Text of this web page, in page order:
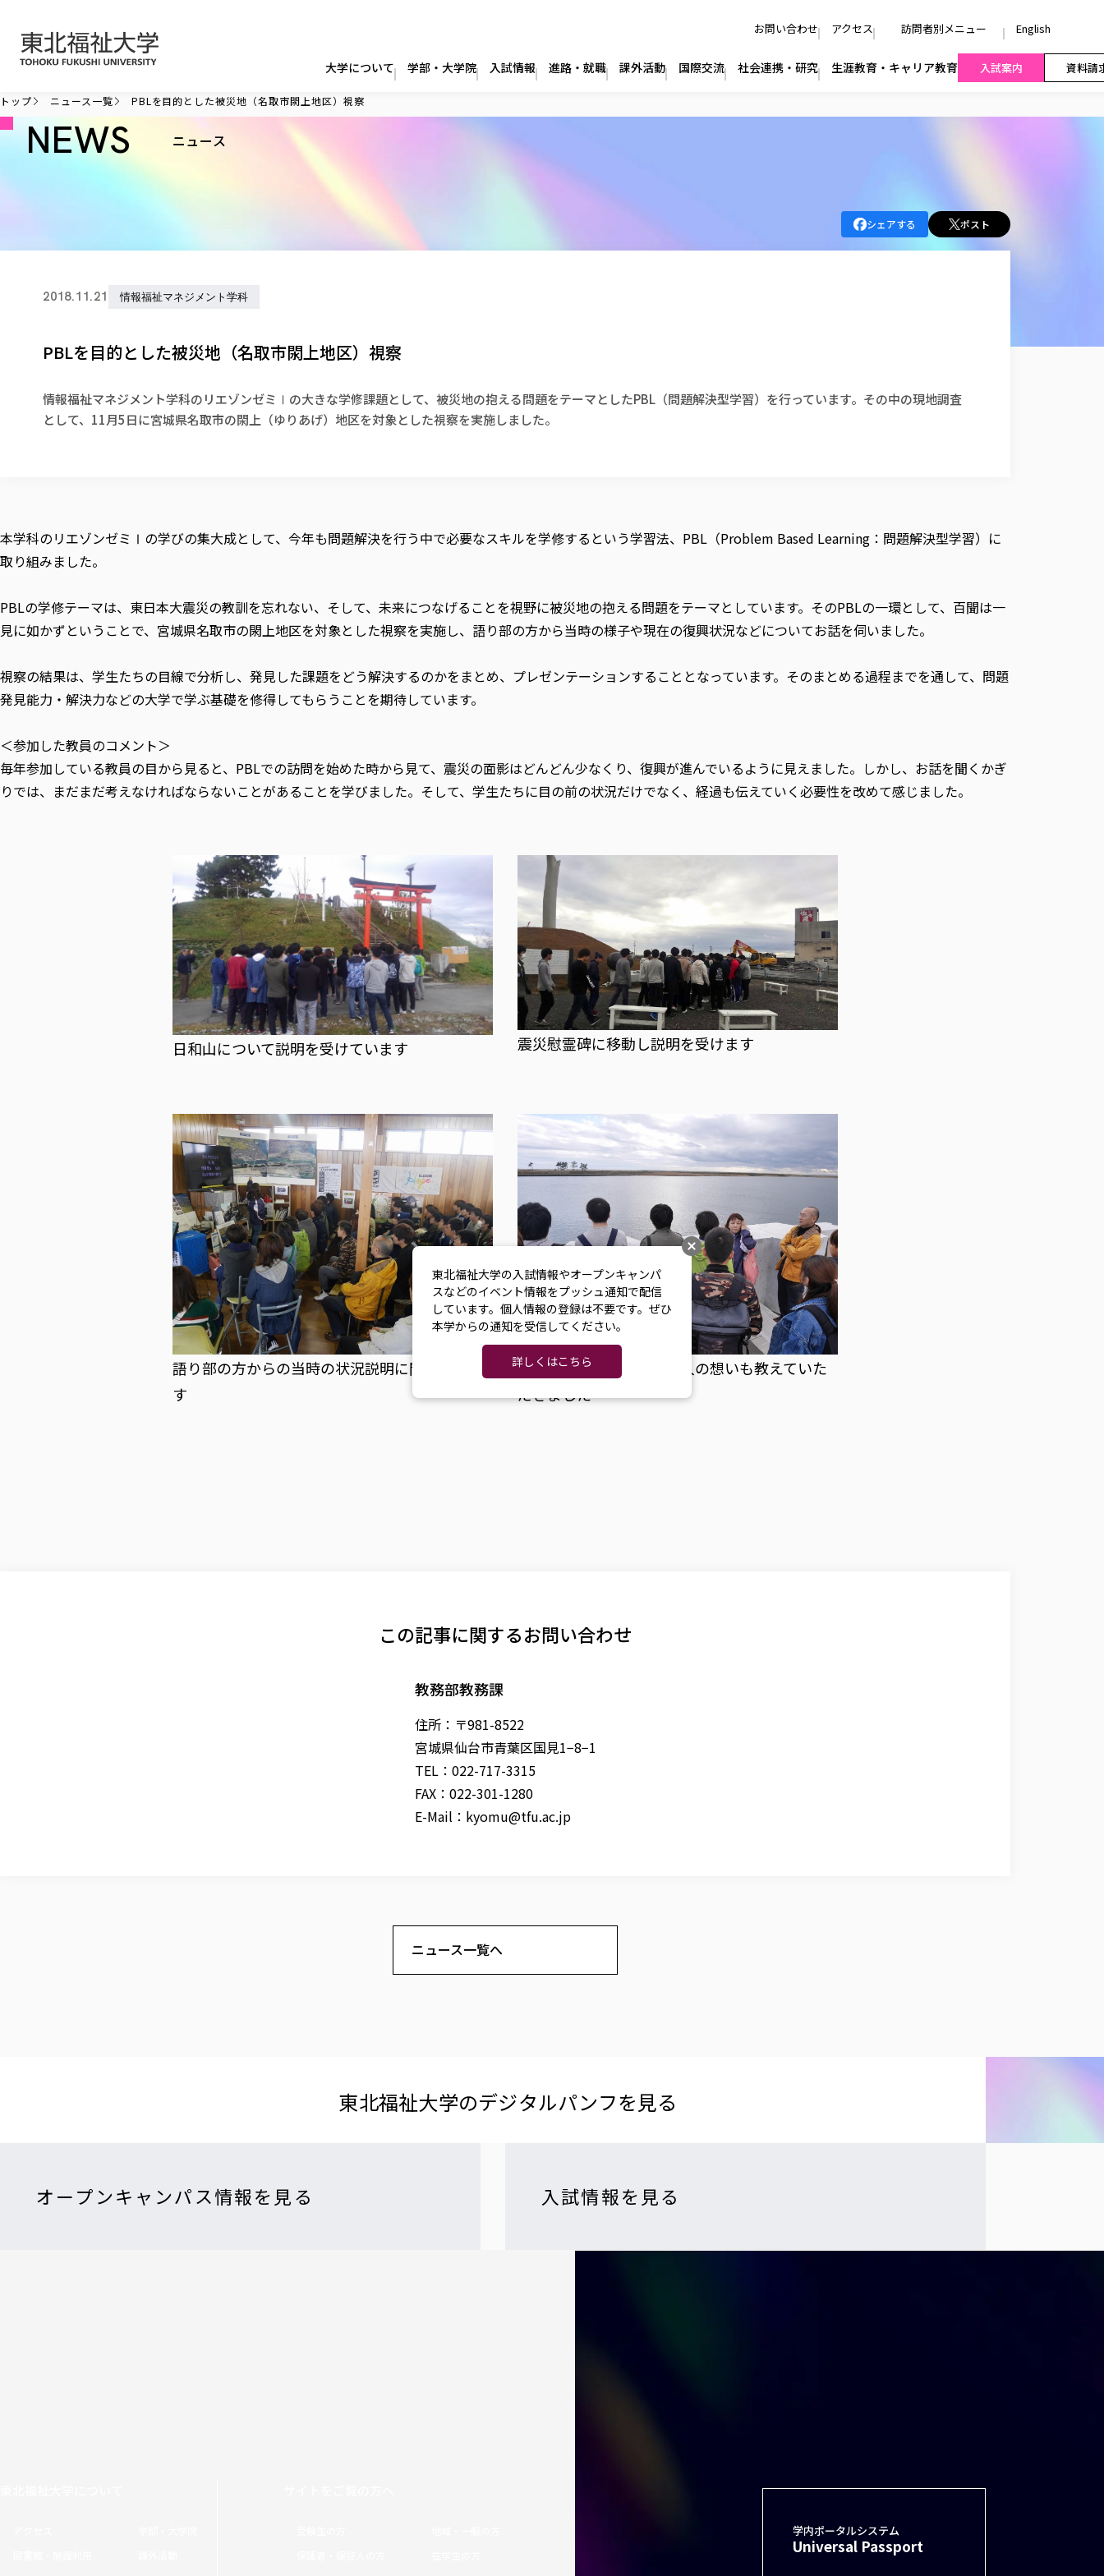
お問い合わせ アクセス 訪問者別メニュー English
大学について 学部・大学院 入試情報 進路・就職 課外活動 国際交流 社会連携・研究 生涯教育・キャリア教育 入試案内 資料請
トップ ニュース一覧 PBLを目的とした被災地（名取市閖上地区）視察
NEWS ニュース
シェアする ポスト
2018.11.21 情報福祉マネジメント学科
PBLを目的とした被災地（名取市閖上地区）視察
情報福祉マネジメント学科のリエゾンゼミⅠの大きな学修課題として、被災地の抱える問題をテーマとしたPBL（問題解決型学習）を行っています。その中の現地調査
として、11月5日に宮城県名取市の閖上（ゆりあげ）地区を対象とした視察を実施しました。
本学科のリエゾンゼミⅠの学びの集大成として、今年も問題解決を行う中で必要なスキルを学修するという学習法、PBL（Problem Based Learning：問題解決型学習）に
取り組みました。
PBLの学修テーマは、東日本大震災の教訓を忘れない、そして、未来につなげることを視野に被災地の抱える問題をテーマとしています。そのPBLの一環として、百聞は一
見に如かずということで、宮城県名取市の閖上地区を対象とした視察を実施し、語り部の方から当時の様子や現在の復興状況などについてお話を伺いました。
視察の結果は、学生たちの目線で分析し、発見した課題をどう解決するのかをまとめ、プレゼンテーションすることとなっています。そのまとめる過程までを通して、問題
発見能力・解決力などの大学で学ぶ基礎を修得してもらうことを期待しています。
＜参加した教員のコメント＞
毎年参加している教員の目から見ると、PBLでの訪問を始めた時から見て、震災の面影はどんどん少なくり、復興が進んでいるように見えました。しかし、お話を聞くかぎ
りでは、まだまだ考えなければならないことがあることを学びました。そして、学生たちに目の前の状況だけでなく、経過も伝えていく必要性を改めて感じました。
日和山について説明を受けています 震災慰霊碑に移動し説明を受けます
語り部の方からの当時の状況説明に聞き入りま
す
閖上の海に関する様々な人の想いも教えていた
だきました
この記事に関するお問い合わせ
教務部教務課
住所：〒981-8522
宮城県仙台市青葉区国見1−8−1
TEL：022-717-3315
FAX：022-301-1280
E-Mail： kyomu@tfu.ac.jp
ニュース一覧へ
東北福祉大学の​デジタルパンフを​見る​
オープンキャンパス情報を見る 入試情報を見る
学内ポータルシステム
Universal Passport
東北福祉大学の入試情報やオープンキャンパ
スなどのイベント情報をプッシュ通知で配信
しています。個人情報の登録は不要です。ぜひ
本学からの通知を受信してください。
詳しくはこちら